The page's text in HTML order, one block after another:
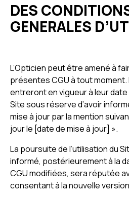
DES
GENERALES
L’Opticien peut être amené à
présentes CGU à tout moment.
entreront en vigueur à leur
Site sous réserve d’avoir
mise à jour par la mention
jour le [date de mise à jour] ».
La poursuite de l’utilisation du
informé, postérieurement à la
CGU modifiées, sera réputée
consentant à la nouvelle